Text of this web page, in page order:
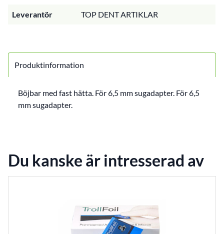
Leverantör TOP DENT ARTIKLAR
Produktinformation
Böjbar med fast hätta. För 6,5 mm sugadapter. För 6,5
mm sugadapter.
Du kanske är intresserad av